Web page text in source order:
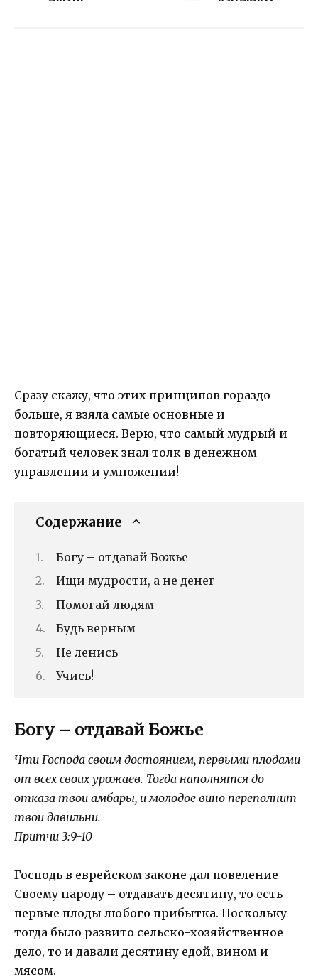
Сразу скажу, что этих принципов гораздо
больше, я взяла самые основные и
повторяющиеся. Верю, что самый мудрый и
богатый человек знал толк в денежном
управлении и умножении!
Содержание
Богу – отдавай Божье
Ищи мудрости, а не денег
Помогай людям
Будь верным
Не ленись
Учись!
Богу – отдавай Божье
Чти Господа своим достоянием, первыми плодами
от всех своих урожаев. Тогда наполнятся до
отказа твои амбары, и молодое вино переполнит
твои давильни.
Притчи 3:9-10
Господь в еврейском законе дал повеление
Своему народу – отдавать десятину, то есть
первые плоды любого прибытка. Поскольку
тогда было развито сельско-хозяйственное
дело, то и давали десятину едой, вином и
мясом.